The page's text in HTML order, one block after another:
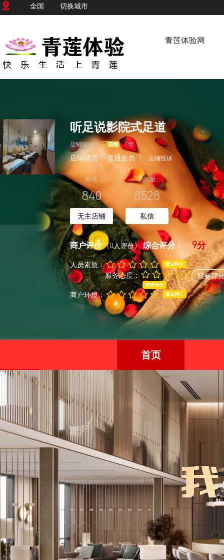
全国 切换城市
青莲体验网
听足说影院式足道
店铺级别： 1年
店铺状态：普通会员 店铺投诉
粉丝
840
无主店铺
访问量
8528
私信
商户评价 (0人评价)综合评分： 9分
人员素质： 暂未评分
服务态度：
暂未评分
商户环境： 暂未评分
我要评
首页